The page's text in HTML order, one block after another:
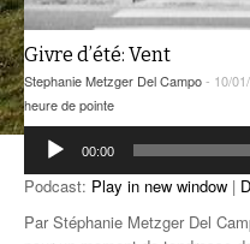
Givre d’été: Vent
Stephanie Metzger Del Campo- 10/
heure de pointe
Lecteur
audio
00:00
Podcast: Play in new window |
Par Stéphanie Metzger Del